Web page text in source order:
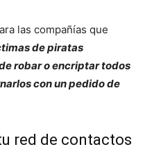
las compañías que
de piratas
robar o encriptar todos
con un pedido de
red de contactos